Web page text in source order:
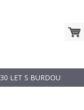
30 LET S BURDOU